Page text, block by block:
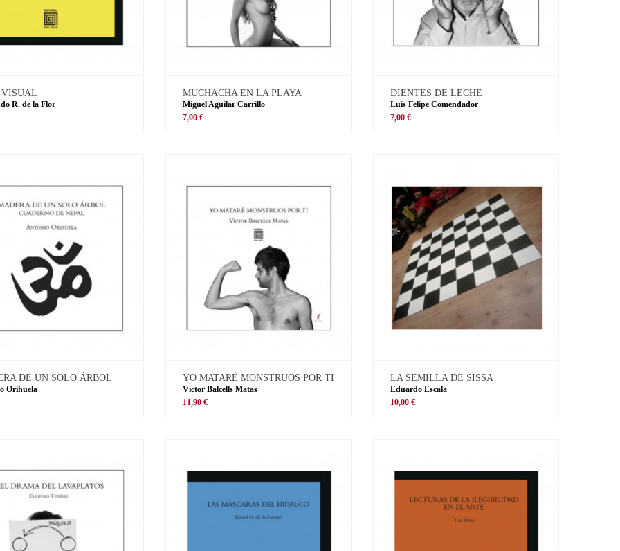
VISUAL
R. de la Flor
MUCHACHA EN LA PLAYA
Miguel Aguilar Carrillo
7,00 €
DIENTES DE LECHE
Luis Felipe Comendador
7,00 €
DE UN SOLO ÁRBOL
Orihuela
YO MATARÉ MONSTRUOS POR TI
Víctor Balcells Matas
11,90 €
LA SEMILLA DE SISSA
Eduardo Escala
10,00 €